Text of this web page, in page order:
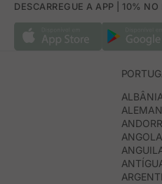
DESCARREGUE A APP | 10% NO